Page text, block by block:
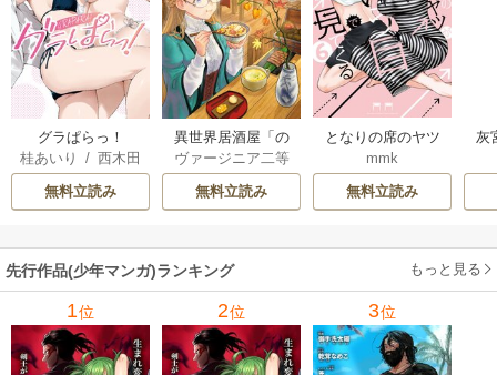
グラぱらっ！
桂あいり
/西木田
景志
無料立読み
異世界居酒屋「の
ぶ」
ヴァージニア二等
蝉川夏哉
無料立読み
となりの席のヤツ
がそういう目で見
てくる
mmk
無料立読み
灰
先行作品(少年マンガ)ランキング もっと見る
1位 2位 3位